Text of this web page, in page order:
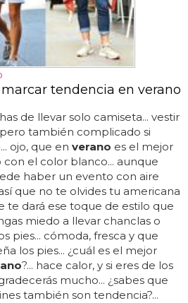
tendencia en verano
de llevar solo camiseta... vestir
también complicado si
ojo, que en verano es el mejor
el color blanco... aunque
haber un evento con aire
que no te olvides tu americana
te dará ese toque de estilo que
miedo a llevar chanclas o
pies... cómoda, fresca y que
los pies... ¿cuál es el mejor
?... hace calor, y si eres de los
mucho... ¿sabes que
también son tendencia?...